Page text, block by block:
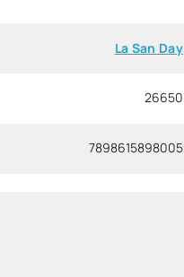
La San Day
26650
7898615898005